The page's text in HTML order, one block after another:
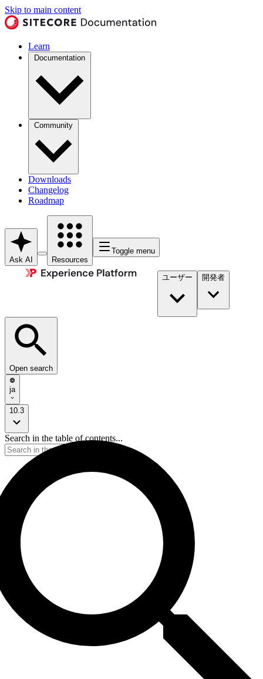
Skip to main content
Learn
Documentation
Community
Downloads
Changelog
Roadmap
Ask AI Resources
Toggle menu
ユーザー 開発者​
Open search
ja
10.3
Search in the table of contents...